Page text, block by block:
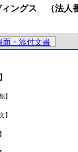
ングス （法人
面・添付文書